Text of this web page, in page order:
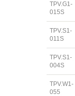
TPV.G1-
015S
TPV.S1-
011S
TPV.S1-
004S
TPV.W1-
055